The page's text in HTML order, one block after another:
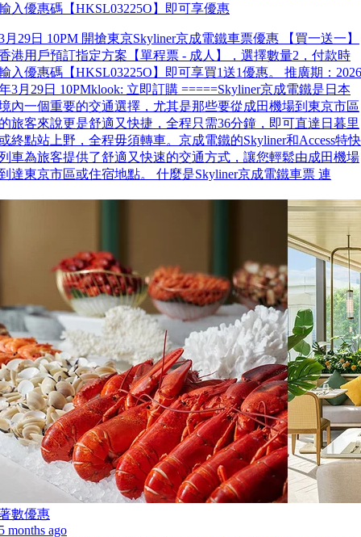
入優惠碼【HKSL03225O】即可享優惠
月29日 10PM 開搶東京Skyliner京成電鐵車票優惠 【買一送一】
港用戶預訂指定方案【單程票 - 成人】，選擇數量2，付款時
入優惠碼【HKSL03225O】即可享買1送1優惠。 推廣期：2026
3月29日 10PMklook: 立即訂購 =====Skyliner京成電鐵是日本
內一個重要的交通選擇，尤其是那些要從成田機場到東京市區
旅客來說更是舒適又快捷，全程只需36分鐘，即可直達日暮里
終點站上野，全程毋須轉車。京成電鐵的Skyliner和Access特快
車為旅客提供了舒適又快速的交通方式，讓您輕鬆由成田機場
達東京市區或住宿地點。 什麼是Skyliner京成電鐵車票 連
數優惠
months ago